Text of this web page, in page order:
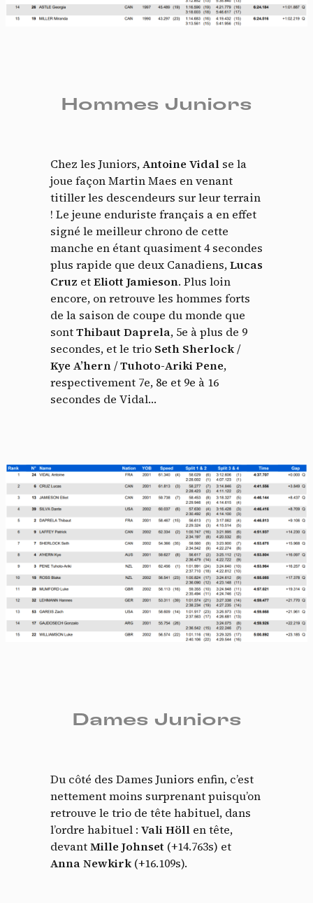
Hommes Juniors
Chez les Juniors,Antoine Vidal se la
joue façon Martin Maes en venant
titiller les descendeurs sur leur terrain
! Le jeune enduriste français a en effet
signé le meilleur chrono de cette
manche en étant quasiment 4 secondes
plus rapide que deux Canadiens,Lucas
Cruz etEliott Jamieson. Plus loin
encore, on retrouve les hommes forts
de la saison de coupe du monde que
sontThibaut Daprela, 5e à plus de 9
secondes, et le trio Seth Sherlock/
Kye A’hern/Tuhoto-Ariki Pene,
respectivement 7e, 8e et 9e à 16
secondes de Vidal…
Dames Juniors
Du côté des Dames Juniors enfin, c’est
nettement moins surprenant puisqu’on
retrouve le trio de tête habituel, dans
l’ordre habituel : Vali Höll en tête,
devantMille Johnset (+14.763s) et
Anna Newkirk (+16.109s).